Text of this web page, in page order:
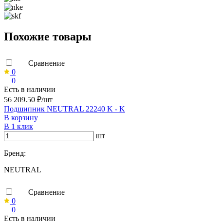
Похожие товары
Сравнение
0
0
Есть в наличии
56 209.50 ₽/шт
Подшипник NEUTRAL 22240 K - K
В корзину
В 1 клик
шт
Бренд:
NEUTRAL
Сравнение
0
0
Есть в наличии